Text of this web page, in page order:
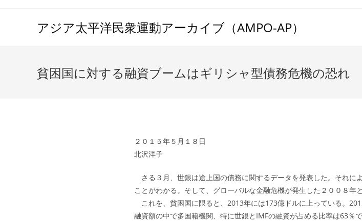
アジア太平洋民衆運動アーカイブ（AMPO-AP）
貧困国に対する融資ブームはギリシャ型債務危機の恐れ
２０１５年５月１８日
北沢洋子
さる３月、世銀は途上国の債務に関するデータを発表した。それに
ことがわかる。そして、グローバルな金融危機が発生した２００８年
これを、貧困国に限ると、2013年には173億ドルに上っている。
融資額の中で多国籍機関、特に世銀とIMFの融資が占める比率は63％